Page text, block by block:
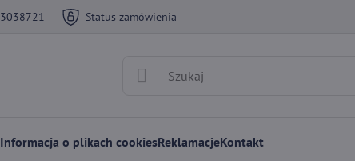
Status zamówienia
Informacja o plikach cookiesReklamacjeKontakt